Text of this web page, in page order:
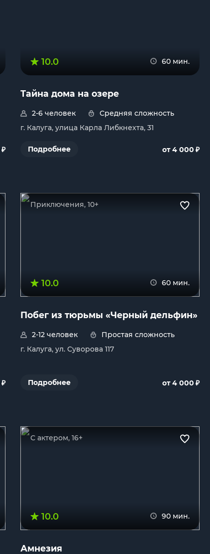
₽
10.0 60 мин.
Тайна дома на озере
2-6 человек
Средняя сложность
г. Калуга, улица Карла Либкнехта, 31
Подробнее от 4 000 ₽
₽
Приключения, 10+
10.0 60 мин.
Побег из тюрьмы «Черный дельфин»
2-12 человек
Простая сложность
г. Калуга, ул. Суворова 117
Подробнее от 4 000 ₽
С актером, 16+
10.0 90 мин.
Амнезия